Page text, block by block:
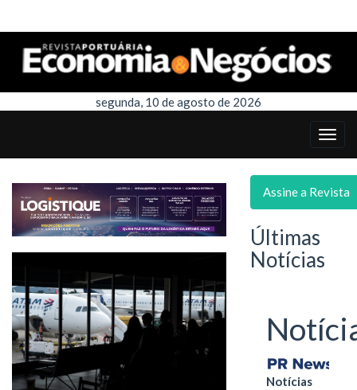
segunda, 10 de agosto de 2026
Assine a Revista
Últimas
Notícias
Notícias